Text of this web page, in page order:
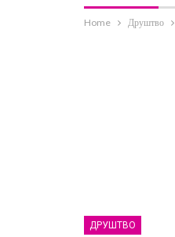
Home Друштво
ДРУШТВО